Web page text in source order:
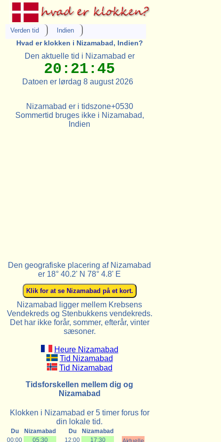
Verden tid Indien
Hvad er klokken i Nizamabad, Indien?
Den aktuelle tid i Nizamabad er
20:21:45
Datoen er lørdag 8 august 2026
Nizamabad er i tidszone+0530
Sommertid bruges ikke i Nizamabad,
Indien
Den geografiske placering af Nizamabad
er 18° 40.2' N 78° 4.8' E
Nizamabad ligger mellem Krebsens
Vendekreds og Stenbukkens vendekreds.
Det har ikke forår, sommer, efterår, vinter
sæsoner.
Heure Nizamabad
Tid Nizamabad
Tid Nizamabad
Tidsforskellen mellem dig og
Nizamabad
Klokken i Nizamabad er 5 timer forus for
din lokale tid.
Du Nizamabad Du
Nizamabad
00:00
05:30 12:00 17:30